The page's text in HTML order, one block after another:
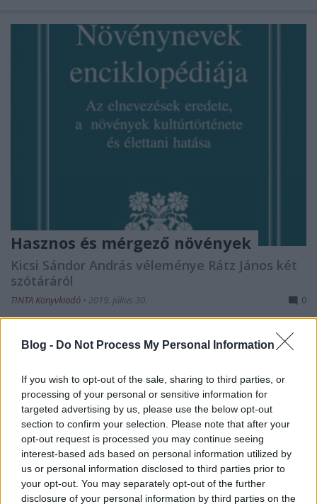
Blog - Do Not Process My Personal Information
If you wish to opt-out of the sale, sharing to third parties, or
processing of your personal or sensitive information for
targeted advertising by us, please use the below opt-out
section to confirm your selection. Please note that after your
opt-out request is processed you may continue seeing
interest-based ads based on personal information utilized by
us or personal information disclosed to third parties prior to
your opt-out. You may separately opt-out of the further
disclosure of your personal information by third parties on the
Hasznos és mérgező növények
Kicsi Sándor András véleménye Rátz János két
szótáráról
TINTA Könyvkiadó • 2019. július 30. 0
Növényneveink enciklopédikus feldolgozásban A
szerzőt, a Budapesten 1953-ban született Rácz
különösen a Magyar Nyelvőrben megjelent
tanulmányai révén. “A magyar nyelv halnevei” (1996)
című munkája megbízható kézikönyv, s jelentősek
szűkebb…